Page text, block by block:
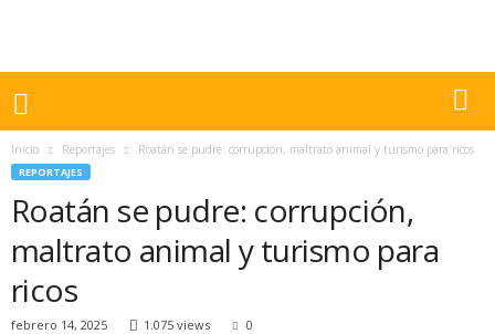
Inicio Reportajes Roatán se pudre: corrupción, maltrato animal y turismo para ricos
REPORTAJES
Roatán se pudre: corrupción,
maltrato animal y turismo para
ricos
febrero 14, 2025 1.075 views 0